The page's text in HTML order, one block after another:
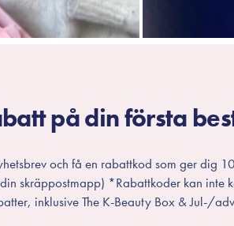
på din första
och få en rabattkod som ger dig
skräppostmapp) *Rabattkoder kan inte
inklusive The K-Beauty Box & Jul-/